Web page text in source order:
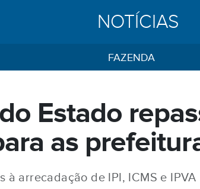
NOTÍCIAS
FAZENDA
Estado
as
à arrecadação de IPI, ICMS e IPVA